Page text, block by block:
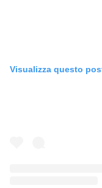
Visualizza questo